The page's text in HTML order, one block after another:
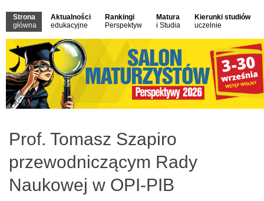
Strona
główna
Aktualności
edukacyjne
Rankingi
Perspektyw
Matura
i Studia
Kierunki studiów
uczelnie
Prof. Tomasz Szapiro
przewodniczącym Rady
Naukowej w OPI-PIB